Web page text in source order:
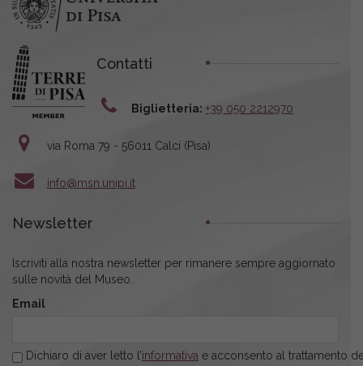
Contatti
Biglietteria: +39 050 2212970
via Roma 79 - 56011 Calci (Pisa)
info@msn.unipi.it
Newsletter
Iscriviti alla nostra newsletter per rimanere sempre aggiornato
sulle novità del Museo.
Email
Dichiaro di aver letto l’informativa e acconsento al trattamento